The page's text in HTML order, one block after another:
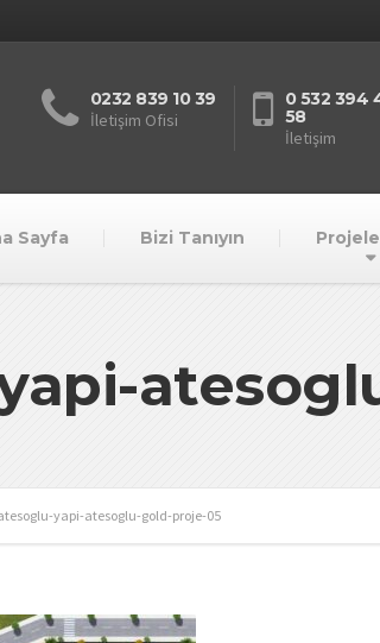
0232 839 10 39
İletişim Ofisi
0 532 394
58
İletişim
Sayfa Bizi Tanıyın
yapi-atesoglu-gold-proje-05